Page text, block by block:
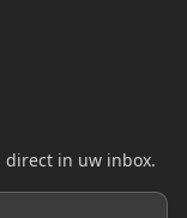
direct in uw inbox.